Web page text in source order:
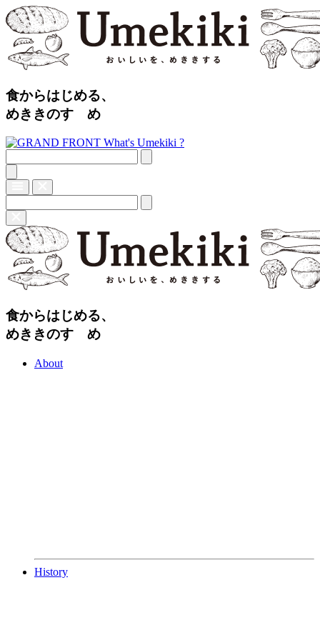
食からはじめる、
めききのすゝめ
What's Umekiki ?
食からはじめる、
めききのすゝめ
About
History